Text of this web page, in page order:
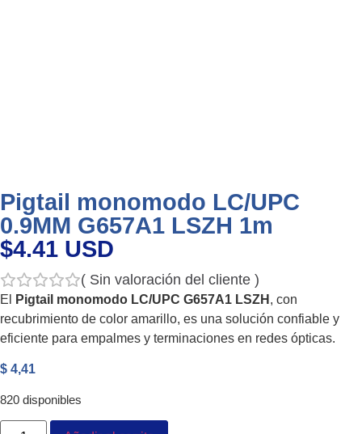
Pigtail monomodo LC/UPC
0.9MM G657A1 LSZH 1m
$4.41 USD
( Sin valoración del cliente )
El Pigtail monomodo LC/UPC G657A1 LSZH , con
recubrimiento de color amarillo, es una solución confiable y
eficiente para empalmes y terminaciones en redes ópticas.
$ 4,41
820 disponibles